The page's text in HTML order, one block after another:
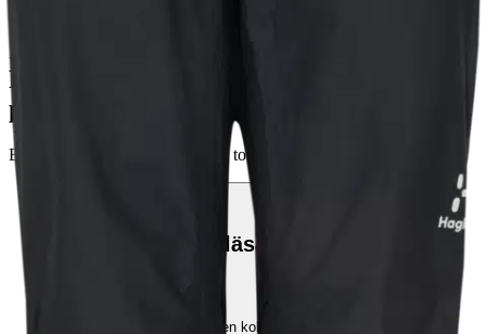
Ilmainen toimitus yli 100 €:n tilauksille
Postin pakettiautomaattiin tai
palvelupisteeseen!
Etu ei koske Suuri‑lisäpalvelulla toimitettavia tuotteita.
Tarkista myymäläsaatavuus
Valitse tuotteen koko